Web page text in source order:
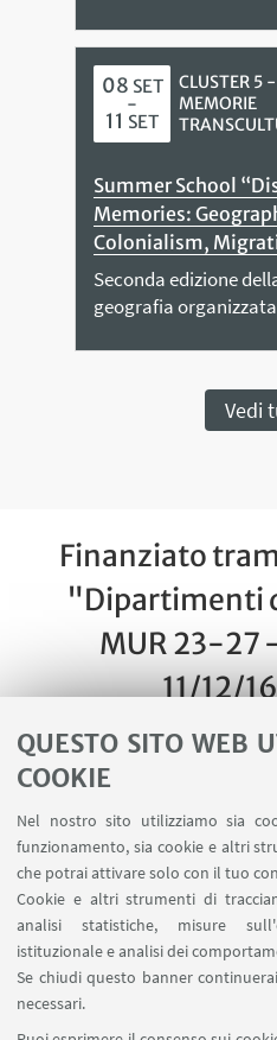
QUESTO SITO WEB
COOKIE
Nel nostro sito utilizziamo sia
funzionamento, sia cookie e altri
che potrai attivare solo con il tuo
Cookie e altri strumenti di
analisi statistiche, misure
istituzionale e analisi dei
Se chiudi questo banner
necessari.
08 SET
-
11 SET
CLUSTER 5
MEMORIE
Summer School
Memories:
Colonialism,
Seconda edizione
geografia
Vedi
Finanziato
"Dipartimenti
MUR 23-27
11/12/